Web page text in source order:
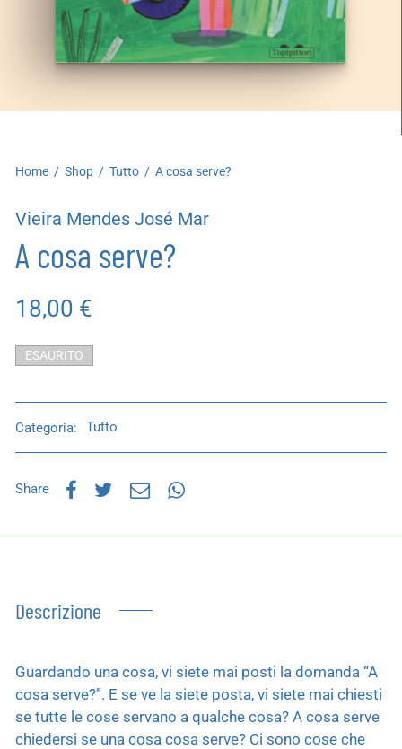
Home / Shop / Tutto / A cosa serve?
Vieira Mendes José Mar
A cosa serve?
18,00 €
ESAURITO
Categoria: Tutto
Share
Descrizione
Guardando una cosa, vi siete mai posti la domanda “A
cosa serve?”. E se ve la siete posta, vi siete mai chiesti
se tutte le cose servano a qualche cosa? A cosa serve
chiedersi se una cosa cosa serve? Ci sono cose che